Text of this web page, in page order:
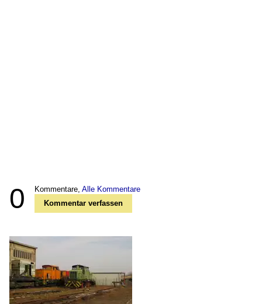
0 Kommentare, Alle Kommentare
Kommentar verfassen